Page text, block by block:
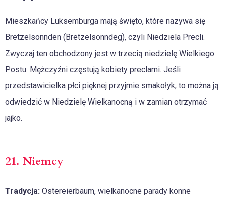
Mieszkańcy Luksemburga mają święto, które nazywa się
Bretzelsonnden (Bretzelsonndeg), czyli Niedziela Precli.
Zwyczaj ten obchodzony jest w trzecią niedzielę Wielkiego
Postu. Mężczyźni częstują kobiety preclami. Jeśli
przedstawicielka płci pięknej przyjmie smakołyk, to można ją
odwiedzić w Niedzielę Wielkanocną i w zamian otrzymać
jajko.
21. Niemcy
Tradycja: Ostereierbaum, wielkanocne parady konne